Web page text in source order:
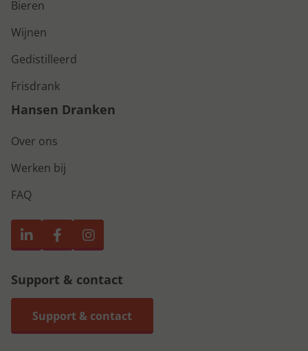
Bieren
Wijnen
Gedistilleerd
Frisdrank
Hansen Dranken
Over ons
Werken bij
FAQ
Support & contact
Support & contact